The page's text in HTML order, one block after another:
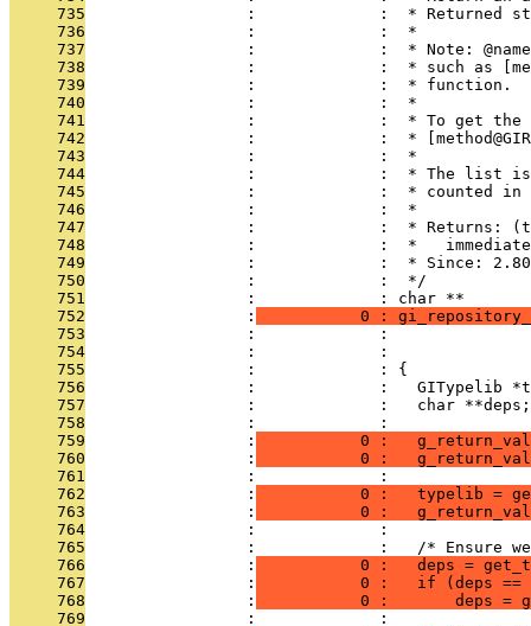
     735
:             :  * Returned
     736
                 :             :  *
     737
:             :  * Note:
     738
:             :  * such as
     739
                 :             :  * function.
     740
                 :             :  *
     741
:             :  * To get
     742
:             :  *
     743
                 :             :  *
     744
:             :  * The list
     745
:             :  * counted in
     746
                 :             :  *
     747
:             :  * Returns:
     748
:             :  *
     749
                 :             :  * Since: 2.80
     750
                 :             :  */
     751
                 :             : char **
     752
                 :
0 :
     753
:             :
     754
:             :
     755
                 :             : {
     756
:             :   GITypelib
     757
                 :             :   char **deps;
     758
                 :             :
     759
                 :
0 :
     760
                 :
0 :
     761
                 :             :
     762
                 :
0 :   typelib =
     763
                 :
0 :
     764
                 :             :
     765
:             :   /* Ensure
     766
                 :
0 :   deps =
     767
                 :
0 :   if (deps ==
     768
                 :
0 :       deps =
     769
                 :             :